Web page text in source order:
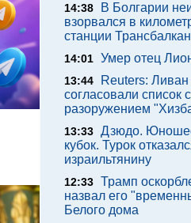
14:38
В Болгарии
взорвался в
станции
14:01 Умер отец
13:44
Reuters:
согласовали список
разоружением
13:33 Дзюдо.
кубок. Турок
израильтянину
12:33 Трамп
назвал его
Белого дома